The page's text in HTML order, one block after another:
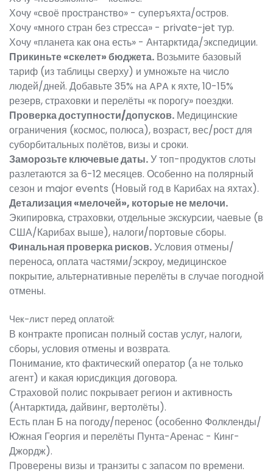
Хочу «своё пространство» - суперъяхта/остров.
Хочу «много стран без стресса» - private-jet тур.
Хочу «планета как она есть» - Антарктида/экспедиции.
Прикиньте «скелет» бюджета. Возьмите базовый
тариф (из таблицы сверху) и умножьте на число
людей/дней. Добавьте 35% на APA к яхте, 10-15%
резерв, страховки и перелёты «к порогу» поездки.
Проверка доступности/допусков. Медицинские
ограничения (космос, полюса), возраст, вес/рост для
суборбитальных полётов, визы и сроки.
Заморозьте ключевые даты.У топ-продуктов слоты
разлетаются за 6-12 месяцев. Особенно на полярный
сезон и major events (Новый год в Карибах на яхтах).
Детализация «мелочей», которые не мелочи.
Экипировка, страховки, отдельные экскурсии, чаевые (в
США/Карибах выше), налоги/портовые сборы.
Финальная проверка рисков.Условия отмены/
переноса, оплата частями/эскроу, медицинское
покрытие, альтернативные перелёты в случае погодной
отмены.
Чек-лист перед оплатой:
В контракте прописан полный состав услуг, налоги,
сборы, условия отмены и возврата.
Понимание, кто фактический оператор (а не только
агент) и какая юрисдикция договора.
Страховой полис покрывает регион и активность
(Антарктида, дайвинг, вертолёты).
Есть план Б на погоду/перенос (особенно Фолкленды/
Южная Георгия и перелёты Пунта-Аренас - Кинг-
Джордж).
Проверены визы и транзиты с запасом по времени.